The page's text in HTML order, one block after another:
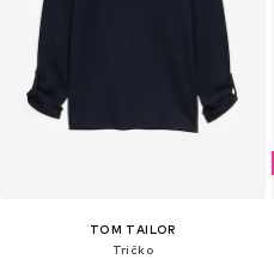
TOM TAILOR
Tričko